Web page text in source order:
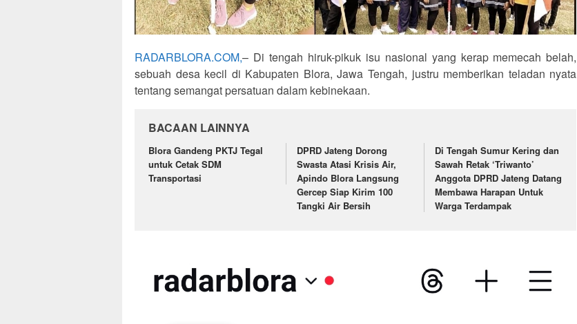
RADARBLORA.COM,– Di tengah hiruk-pikuk isu nasional yang kerap memecah belah,
sebuah desa kecil di Kabupaten Blora, Jawa Tengah, justru memberikan teladan nyata
tentang semangat persatuan dalam kebinekaan.
BACAAN LAINNYA
Blora Gandeng PKTJ Tegal
untuk Cetak SDM
Transportasi
DPRD Jateng Dorong
Swasta Atasi Krisis Air,
Apindo Blora Langsung
Gercep Siap Kirim 100
Tangki Air Bersih
Di Tengah Sumur Kering dan
Sawah Retak ‘Triwanto’
Anggota DPRD Jateng Datang
Membawa Harapan Untuk
Warga Terdampak